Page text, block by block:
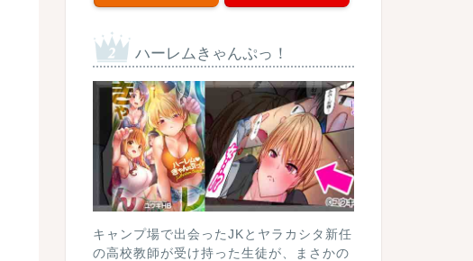
ハーレムきゃんぷっ！
キャンプ場で出会ったJKとヤラカシタ新任
の高校教師が受け持った生徒が、まさかの